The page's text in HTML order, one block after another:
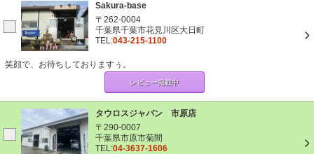
Sakura-base
〒262-0004
千葉県千葉市花見川区大日町
TEL:043-215-1100
笑顔で、お待ちしておりますぅ。
レビュー掲載中
タウロスジャパン 市原店
〒290-0007
千葉県市原市菊間
TEL:04-3637-1606